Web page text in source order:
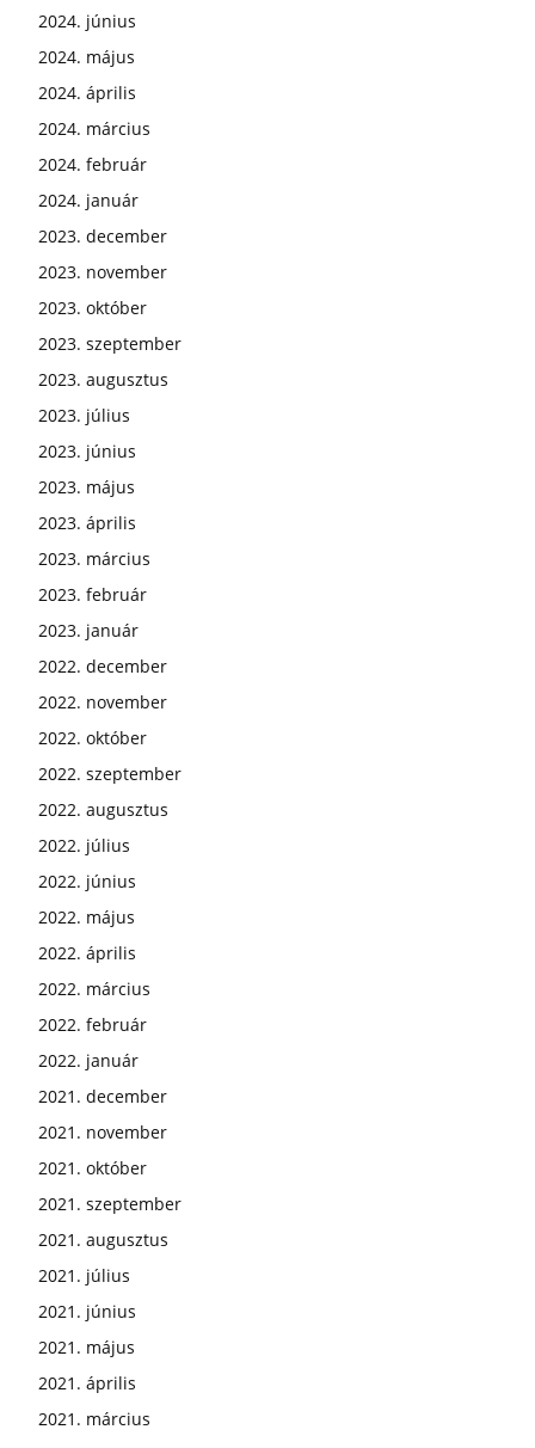
2024. június
2024. május
2024. április
2024. március
2024. február
2024. január
2023. december
2023. november
2023. október
2023. szeptember
2023. augusztus
2023. július
2023. június
2023. május
2023. április
2023. március
2023. február
2023. január
2022. december
2022. november
2022. október
2022. szeptember
2022. augusztus
2022. július
2022. június
2022. május
2022. április
2022. március
2022. február
2022. január
2021. december
2021. november
2021. október
2021. szeptember
2021. augusztus
2021. július
2021. június
2021. május
2021. április
2021. március